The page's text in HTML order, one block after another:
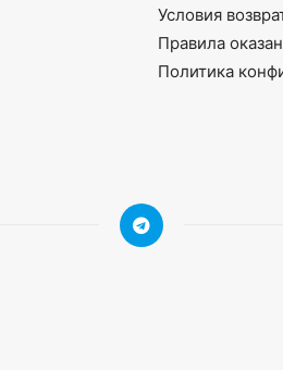
Условия
Правила
Политика